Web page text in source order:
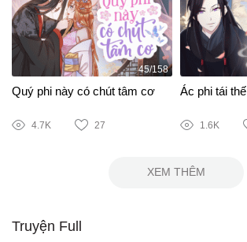
45/158
Quý phi này có chút tâm cơ
4.7K 27
Ác phi tái thế
1.6K
XEM THÊM
Truyện Full